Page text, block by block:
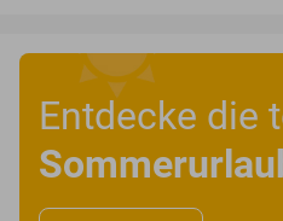
Entdecke die